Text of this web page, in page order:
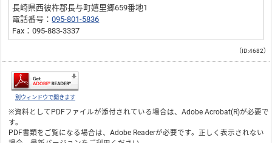
長崎県西彼杵郡長与町嬉里郷659番地1
電話番号：095-801-5836
Fax：095-883-3337
（ID:4682）
別ウィンドウで開きます
※資料としてPDFファイルが添付されている場合は、Adobe Acrobat(R)が必要で
す。
PDF書類をご覧になる場合は、Adobe Readerが必要です。正しく表示されない